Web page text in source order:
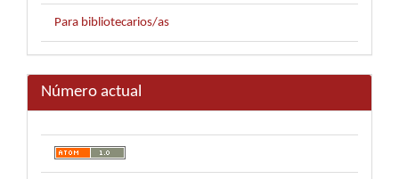
Para bibliotecarios/as
Número actual